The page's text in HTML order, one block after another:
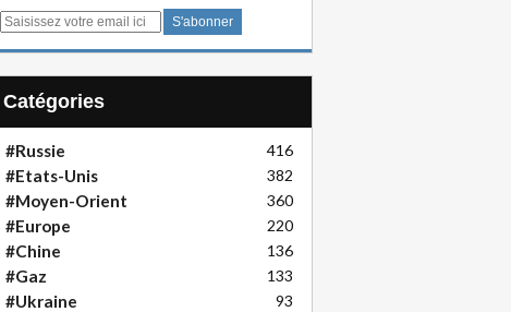
E
Catégories
#Russie 416
#Etats-Unis 382
#Moyen-Orient 360
#Europe 220
#Chine 136
#Gaz 133
#Ukraine 93